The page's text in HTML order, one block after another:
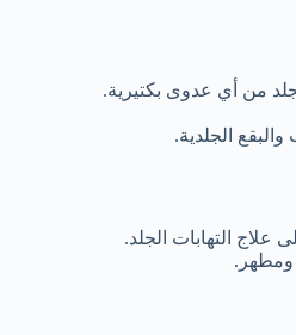
من أي عدوى بكتيرية.
الجلدية.
علاج التهابات الجلد.
ومطهر.